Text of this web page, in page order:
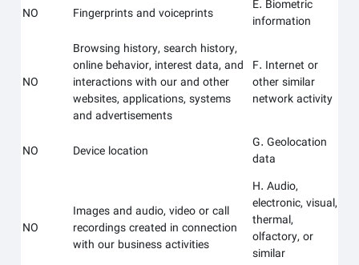
E. Biometric
information
Fingerprints and voiceprints
NO
F. Internet or
other similar
network activity
Browsing history, search history,
online behavior, interest data, and
interactions with our and other
websites, applications, systems
and advertisements
NO
G. Geolocation
data
Device location
NO
H. Audio,
electronic, visual,
thermal,
olfactory, or
similar
Images and audio, video or call
recordings created in connection
with our business activities
NO